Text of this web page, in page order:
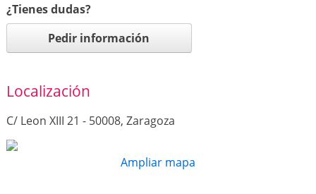
¿Tienes dudas?
Pedir información
Localización
C/ Leon XIII 21 - 50008, Zaragoza
Ampliar mapa